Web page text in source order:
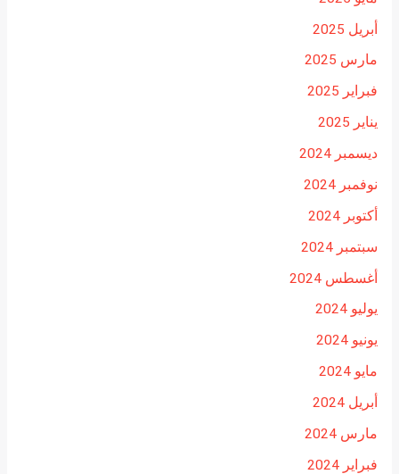
أبريل 2025
مارس 2025
فبراير 2025
يناير 2025
ديسمبر 2024
نوفمبر 2024
أكتوبر 2024
سبتمبر 2024
أغسطس 2024
يوليو 2024
يونيو 2024
مايو 2024
أبريل 2024
مارس 2024
فبراير 2024